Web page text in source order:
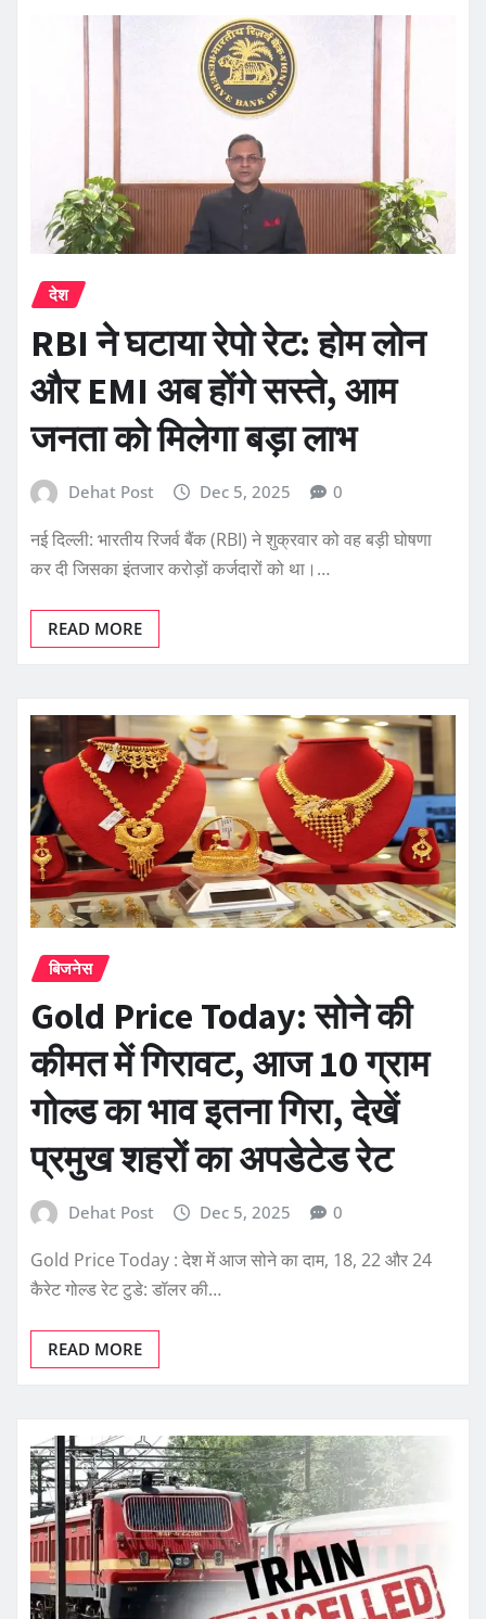
देश
RBI ने घटाया रेपो रेट: होम लोन
और EMI अब होंगे सस्ते, आम
जनता को मिलेगा बड़ा लाभ
Dehat Post Dec 5, 2025 0
नई दिल्ली: भारतीय रिजर्व बैंक (RBI) ने शुक्रवार को वह बड़ी घोषणा
कर दी जिसका इंतजार करोड़ों कर्जदारों को था।…
READ MORE
बिजनेस
Gold Price Today: सोने की
कीमत में गिरावट, आज 10 ग्राम
गोल्ड का भाव इतना गिरा, देखें
प्रमुख शहरों का अपडेटेड रेट
Dehat Post Dec 5, 2025 0
Gold Price Today : देश में आज सोने का दाम, 18, 22 और 24
कैरेट गोल्ड रेट टुडे: डॉलर की…
READ MORE